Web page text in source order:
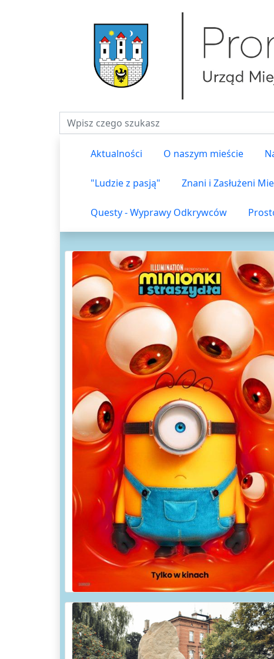
Fraza do wyszukiwania
Aktualności O naszym mieście
"Ludzie z pasją" Znani i Zasłużeni
Questy - Wyprawy Odkrywców